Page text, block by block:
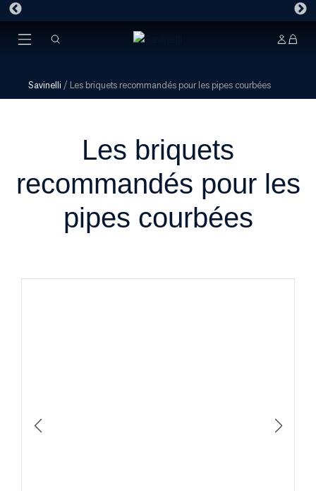
Savinelli / Les briquets recommandés pour les pipes courbées
Les briquets
recommandés pour les
pipes courbées